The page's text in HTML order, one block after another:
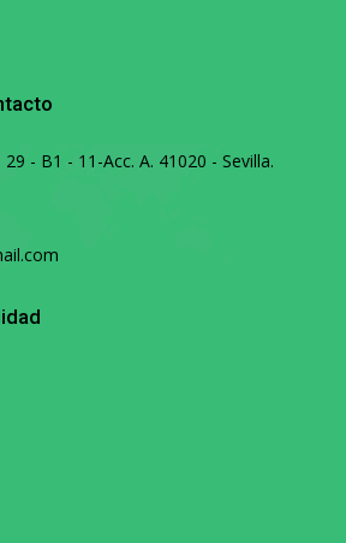
- B1 - 11-Acc. A. 41020 - Sevilla.